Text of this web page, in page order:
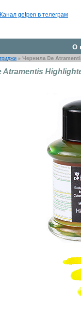
Канал getpen в телеграм
О
» Чернила De
Atramentis